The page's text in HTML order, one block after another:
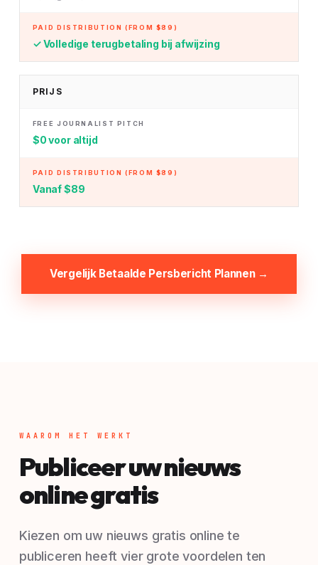
✓ Volledige terugbetaling bij afwijzing
PRIJS
$0 voor altijd
Vanaf $89
Vergelijk Betaalde Persbericht Plannen →
WAAROM HET WERKT
Publiceer uw nieuws
online gratis
Kiezen om uw nieuws gratis online te
publiceren heeft vier grote voordelen ten